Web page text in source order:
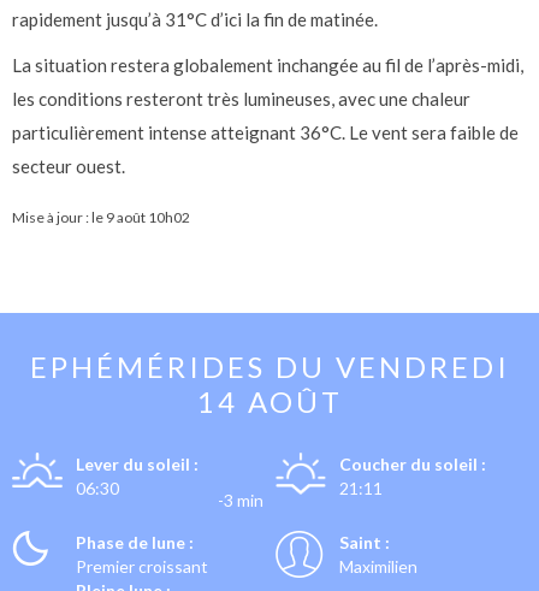
rapidement jusqu’à 31°C d’ici la fin de matinée.
La situation restera globalement inchangée au fil de l’après-midi,
les conditions resteront très lumineuses, avec une chaleur
particulièrement intense atteignant 36°C. Le vent sera faible de
secteur ouest.
Mise à jour : le 9 août 10h02
EPHÉMÉRIDES DU VENDREDI
14 AOÛT
Lever du soleil :
06:30
-3 min
Coucher du soleil :
21:11
Phase de lune :
Premier croissant
Saint :
Maximilien